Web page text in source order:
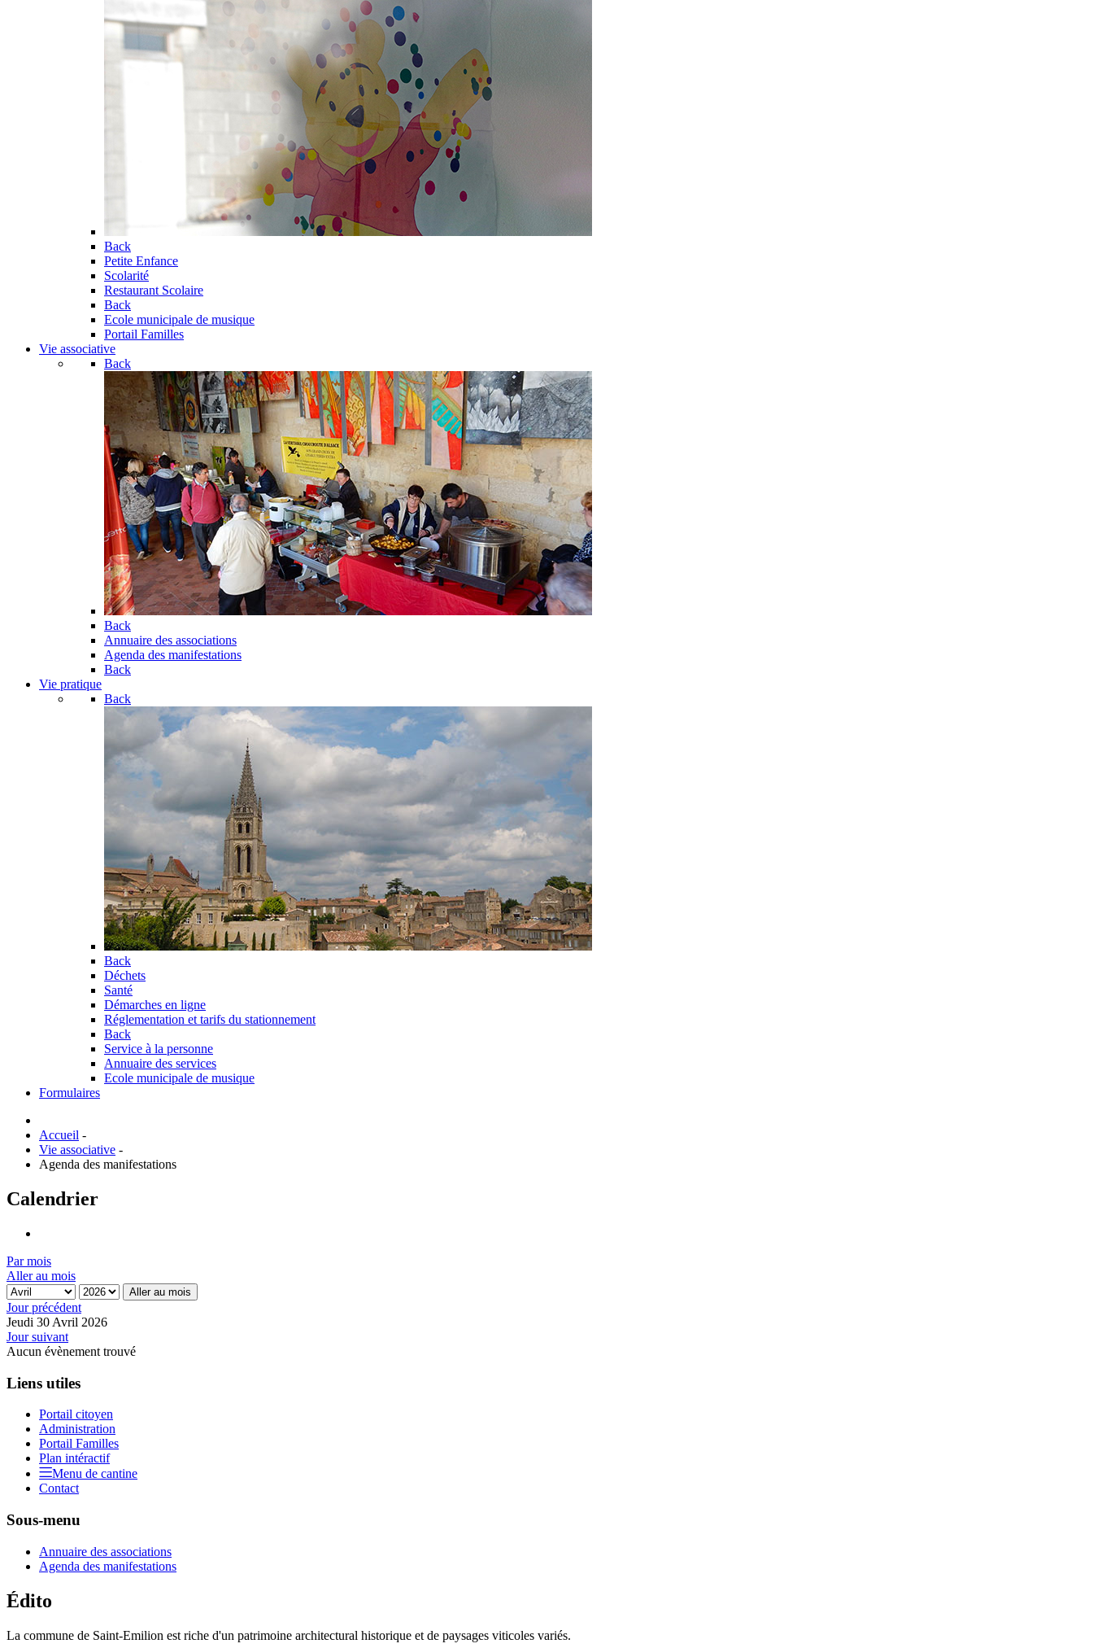
Back
Petite Enfance
Scolarité
Restaurant Scolaire
Back
Ecole municipale de musique
Portail Familles
Vie associative
Back
Back
Annuaire des associations
Agenda des manifestations
Back
Vie pratique
Back
Back
Déchets
Santé
Démarches en ligne
Réglementation et tarifs du stationnement
Back
Service à la personne
Annuaire des services
Ecole municipale de musique
Formulaires
Accueil -
Vie associative -
Agenda des manifestations
Calendrier
Par mois
Aller au mois
Aller au mois
Jour précédent
Jeudi 30 Avril 2026
Jour suivant
Aucun évènement trouvé
Liens utiles
Portail citoyen
Administration
Portail Familles
Plan intéractif
Menu de cantine
Contact
Sous-menu
Annuaire des associations
Agenda des manifestations
Édito
La commune de Saint-Emilion est riche d'un patrimoine architectural historique et de paysages viticoles variés.